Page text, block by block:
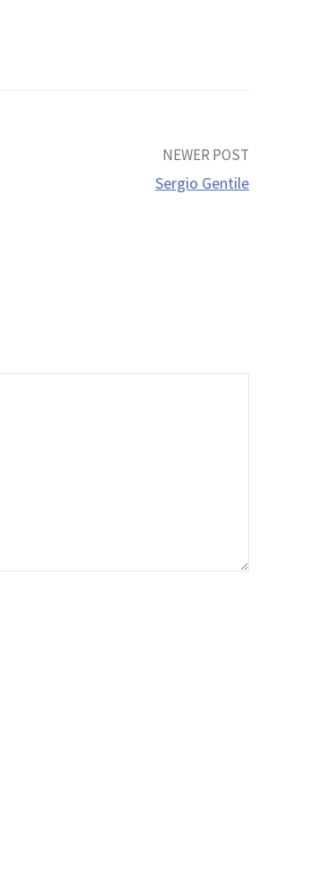
NEWER POST
Sergio Gentile